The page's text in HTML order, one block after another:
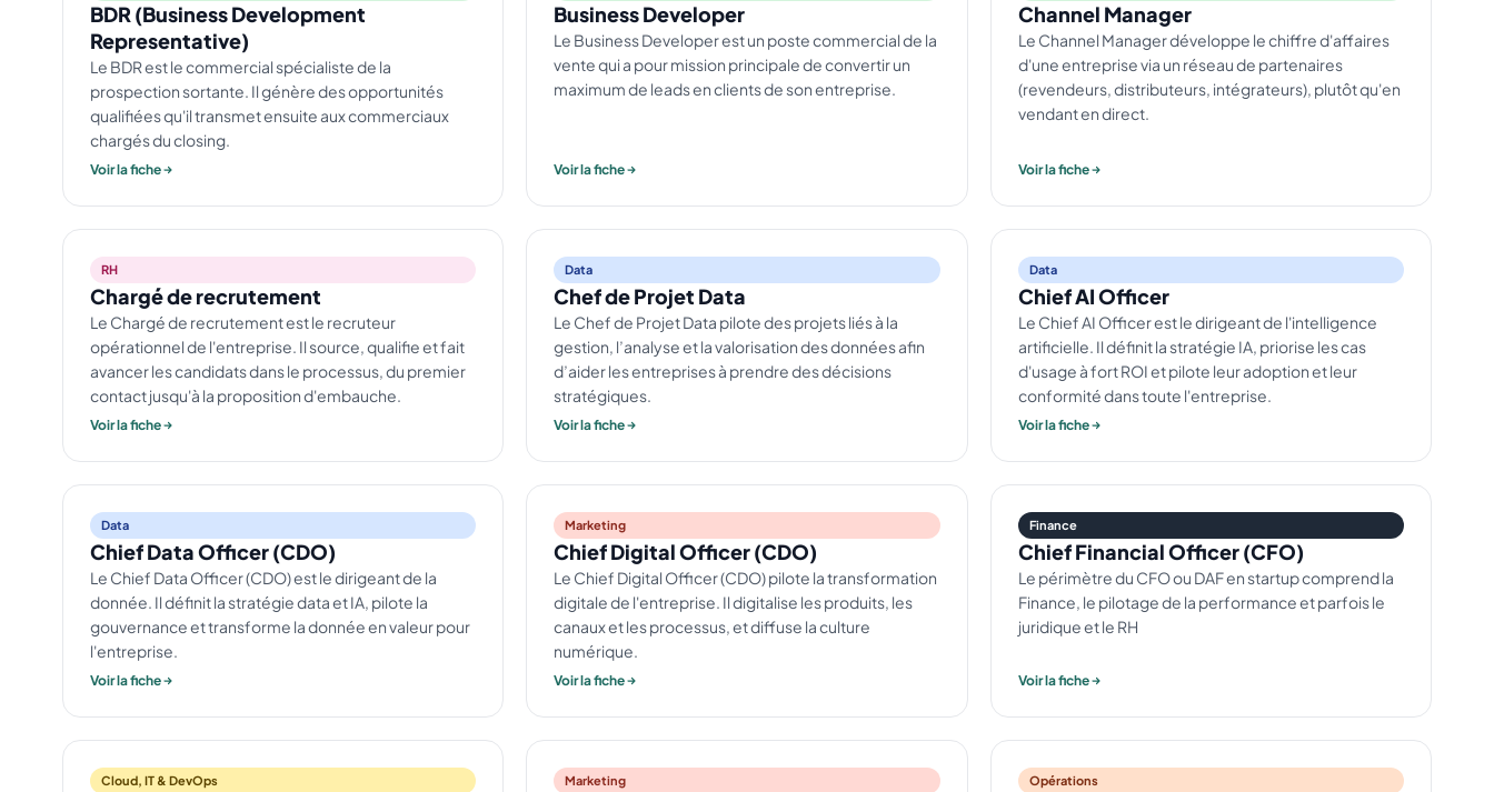
BDR (Business Development
Representative)
Le BDR est le commercial spécialiste de la
prospection sortante. Il génère des opportunités
qualifiées qu'il transmet ensuite aux commerciaux
chargés du closing.
Voir la fiche
Business Developer
Le Business Developer est un poste commercial de la
vente qui a pour mission principale de convertir un
maximum de leads en clients de son entreprise.
Voir la fiche
Channel Manager
Le Channel Manager développe le chiffre d'affaires
d'une entreprise via un réseau de partenaires
(revendeurs, distributeurs, intégrateurs), plutôt qu'en
vendant en direct.
Voir la fiche
RH
Chargé de recrutement
Le Chargé de recrutement est le recruteur
opérationnel de l'entreprise. Il source, qualifie et fait
avancer les candidats dans le processus, du premier
contact jusqu'à la proposition d'embauche.
Voir la fiche
Data
Chef de Projet Data
Le Chef de Projet Data pilote des projets liés à la
gestion, l’analyse et la valorisation des données afin
d’aider les entreprises à prendre des décisions
stratégiques.
Voir la fiche
Data
Chief AI Officer
Le Chief AI Officer est le dirigeant de l'intelligence
artificielle. Il définit la stratégie IA, priorise les cas
d'usage à fort ROI et pilote leur adoption et leur
conformité dans toute l'entreprise.
Voir la fiche
Data
Chief Data Officer (CDO)
Le Chief Data Officer (CDO) est le dirigeant de la
donnée. Il définit la stratégie data et IA, pilote la
gouvernance et transforme la donnée en valeur pour
l'entreprise.
Voir la fiche
Marketing
Chief Digital Officer (CDO)
Le Chief Digital Officer (CDO) pilote la transformation
digitale de l'entreprise. Il digitalise les produits, les
canaux et les processus, et diffuse la culture
numérique.
Voir la fiche
Finance
Chief Financial Officer (CFO)
Le périmètre du CFO ou DAF en startup comprend la
Finance, le pilotage de la performance et parfois le
juridique et le RH
Voir la fiche
Cloud, IT & DevOps Marketing Opérations